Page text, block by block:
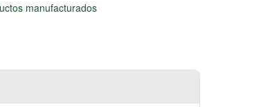
manufacturados